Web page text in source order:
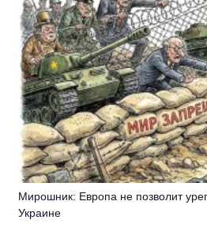
Мирошник: Европа не позволит
Украине